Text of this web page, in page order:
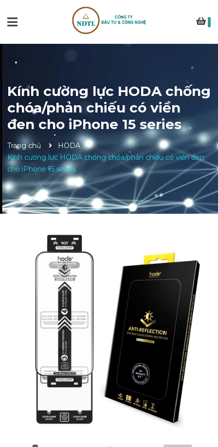
Kính cường lực HODA chống
chóa/phản chiếu có viền
đen cho iPhone 15 series
Trang chủ
HODA
Kính cường lực HODA chống chóa/phản chiếu có viền đen
cho iPhone 15 series